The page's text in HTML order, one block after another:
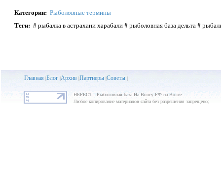
Категории: Рыболовные термины
Теги: # рыбалка в астрахани харабали # рыболовная база дельта #
Главная |Блог|Архив|Партнеры|Советы|
НЕРЕСТ - Рыболовная база На-Волгу.РФ на Волге
Любое копирование материалов сайта без разрешения запрещено;